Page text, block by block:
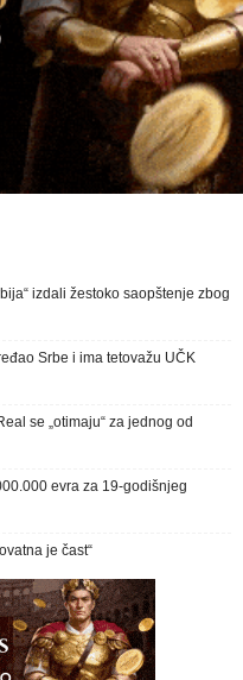
izdali žestoko saopštenje zbog
Srbe i ima tetovažu UČK
se „otimaju“ za jednog od
evra za 19-godišnjeg
je čast“